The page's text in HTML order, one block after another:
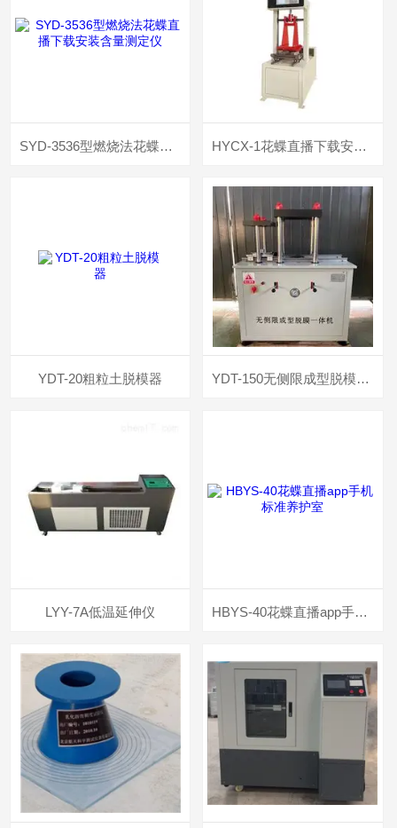
SYD-3536型燃烧法花蝶直播下载安装含量测定仪 HYCX-1花蝶直播下载安装混合料车辙试样成型机
YDT-20粗粒土脱模器 YDT-150无侧限成型脱模一体机
LYY-7A低温延伸仪 HBYS-40花蝶直播app手机标准养护室